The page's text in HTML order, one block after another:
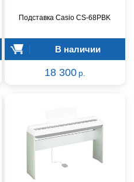
Подставка Casio CS-68PBK
В наличии
18 300 р.